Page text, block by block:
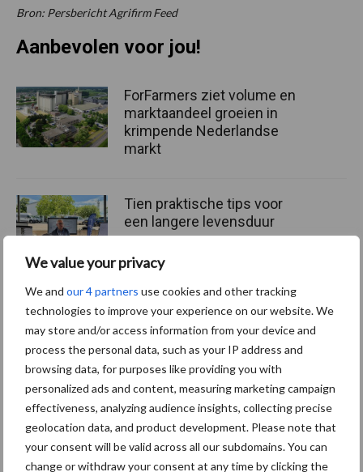
We value your privacy
We and our 4 partners use cookies and other tracking
technologies to improve your experience on our website. We
may store and/or access information from your device and
process the personal data, such as your IP address and
browsing data, for purposes like providing you with
personalized ads and content, measuring marketing campaign
effectiveness, analyzing audience insights, collecting precise
geolocation data, and product development. Please note that
your consent will be valid across all our subdomains. You can
change or withdraw your consent at any time by clicking the
Bron: Persbericht Agrifirm Feed
Aanbevolen voor jou!
ForFarmers ziet volume en
marktaandeel groeien in
krimpende Nederlandse
markt
Tien praktische tips voor
een langere levensduur
“Vraag naar praktische
hygieneoplossingen is in
Polen groter dan ooit”
Themapagina's